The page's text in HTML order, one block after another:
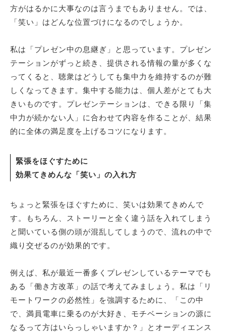
方がはるかに大事なのは言うまでもありません。では、
「笑い」はどんな位置づけになるのでしょうか。
私は「プレゼン中の息継ぎ」と思っています。プレゼン
テーションがずっと続き、提供される情報の量が多くな
ってくると、聴衆はどうしても集中力を維持するのが難
しくなってきます。集中する能力は、個人差がとても大
きいものです。プレゼンテーションは、できる限り「集
中力が続かない人」に合わせて内容を作ることが、結果
的に全体の満足度を上げるコツになります。
緊張をほぐすために
効果てきめんな「笑い」の入れ方
ちょっと緊張をほぐすために、笑いは効果てきめんで
す。もちろん、ストーリーと全く違う話を入れてしまう
と聞いている側の頭が混乱してしまうので、流れの中で
織り交ぜるのが効果的です。
例えば、私が最近一番多くプレゼンしているテーマでも
ある「働き方改革」の話で考えてみましょう。私は「リ
モートワークの必然性」を強調するために、「この中
で、満員電車に乗るのが大好き、モチベーションの源に
なるって方はいらっしゃいますか？」とオーディエンス